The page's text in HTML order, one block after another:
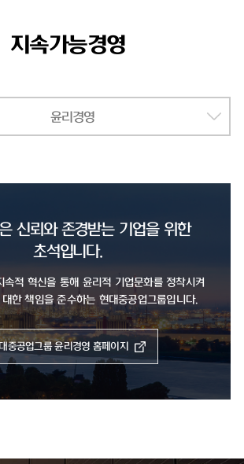
지속가능경영
윤리경영
신뢰와 존경받는 기업을 위한
초석입니다.
속적 혁신을 통해 윤리적 기업문화를 정착시켜
한 책임을 준수하는 현대중공업그룹입니다.
중공업그룹 윤리경영 홈페이지